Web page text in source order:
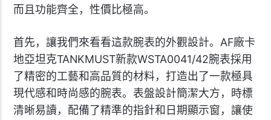
而且功能齊全，性價比極高。
首先，讓我們來看看這款腕表的外觀設計。AF廠卡
地亞坦克TANKMUST新款WSTA0041/42腕表採用
了精密的工藝和高品質的材料，打造出了一款極具
現代感和時尚感的腕表。表盤設計簡潔大方，時標
清晰易讀，配備了精準的指針和日期顯示窗，讓使